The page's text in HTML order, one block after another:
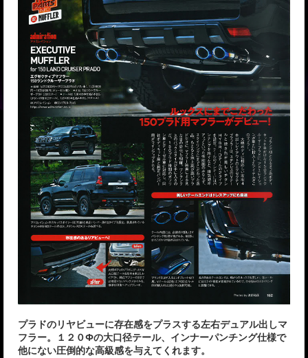
プラドのリヤビューに存在感をプラスする左右デュアル出しマ
フラー。１２０Φの大口径テール、インナーパンチング仕様で
他にない圧倒的な高級感を与えてくれます。